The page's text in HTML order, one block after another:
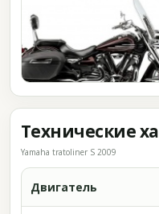
Технические
Yamaha tratoliner S 2009
Двигатель